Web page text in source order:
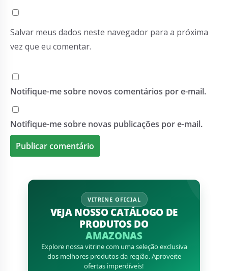
Salvar meus dados neste navegador para a próxima
vez que eu comentar.
Notifique-me sobre novos comentários por e-mail.
Notifique-me sobre novas publicações por e-mail.
VITRINE OFICIAL
VEJA NOSSO CATÁLOGO DE
PRODUTOS DO
AMAZONAS
Explore nossa vitrine com uma seleção exclusiva
dos melhores produtos da região. Aproveite
ofertas imperdíveis!